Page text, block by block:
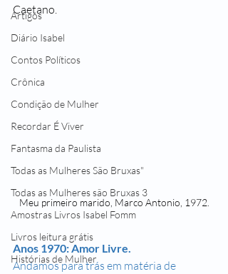
Artigos
Diário Isabel
Contos Políticos
Crônica
Condição de Mulher
Recordar É Viver
Fantasma da Paulista
Todas as Mulheres São Bruxas"
Todas as Mulheres são Bruxas 3
Amostras Livros Isabel Fomm
Livros leitura grátis
Histórias de Mulher
Caetano.
Meu primeiro marido, Marco Antonio, 1972.
Anos 1970: Amor Livre.
Andamos para trás em matéria de